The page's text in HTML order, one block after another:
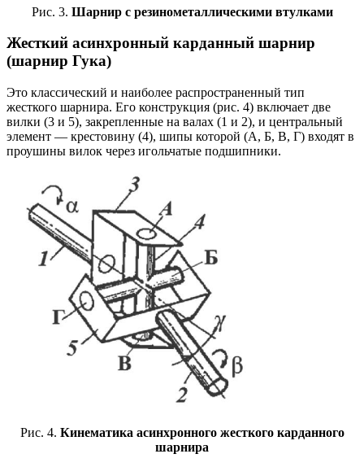
Рис. 3. Шарнир с резинометаллическими втулками
Жесткий асинхронный карданный шарнир
(шарнир Гука)
Это классический и наиболее распространенный тип
жесткого шарнира. Его конструкция (рис. 4) включает две
вилки (3 и 5), закрепленные на валах (1 и 2), и центральный
элемент — крестовину (4), шипы которой (А, Б, В, Г) входят в
проушины вилок через игольчатые подшипники.
Рис. 4. Кинематика асинхронного жесткого карданного
шарнира